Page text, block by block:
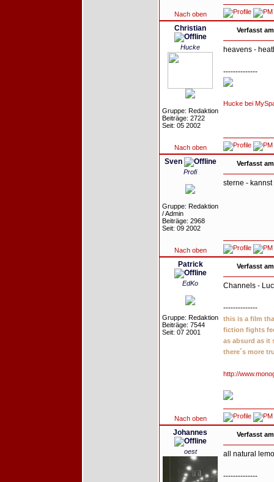
Nach oben
Christian
Hucke
Gruppe: Redaktion
Beiträge: 2722
Seit: 05 2002
Verfasst
heavens -
--------------
Hucke bei
Nach oben
Sven
Profi
Gruppe: Redaktion
/ Admin
Beiträge: 2968
Seit: 09 2002
Verfasst
sterne -
Nach oben
Patrick
EdKo
Gruppe: Redaktion
Beiträge: 7544
Seit: 07 2001
Verfasst
Channels -
--------------
this is a film
fiction fights
as absurd as it
there´s more
http://
Nach oben
Johannes
oest
Verfasst
all natural
--------------